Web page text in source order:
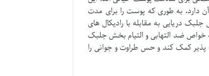
دارد، به طوری که پوست را برای مدت
دریایی به مقابله با رادیکال های
خواص ضد التهابی و التیام بخش جلبک
کمک کند و حس طراوت و جوانی را